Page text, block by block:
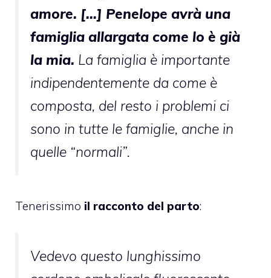
amore. […] Penelope avrà una
famiglia allargata come lo è già
la mia. La famiglia è importante
indipendentemente da come è
composta, del resto i problemi ci
sono in tutte le famiglie, anche in
quelle “normali”.
Tenerissimo il racconto del parto:
Vedevo questo lunghissimo